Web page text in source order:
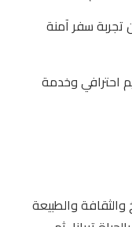
تجربة سفر آمنة
احترافي وخدمة
والثقافة والطبيعة